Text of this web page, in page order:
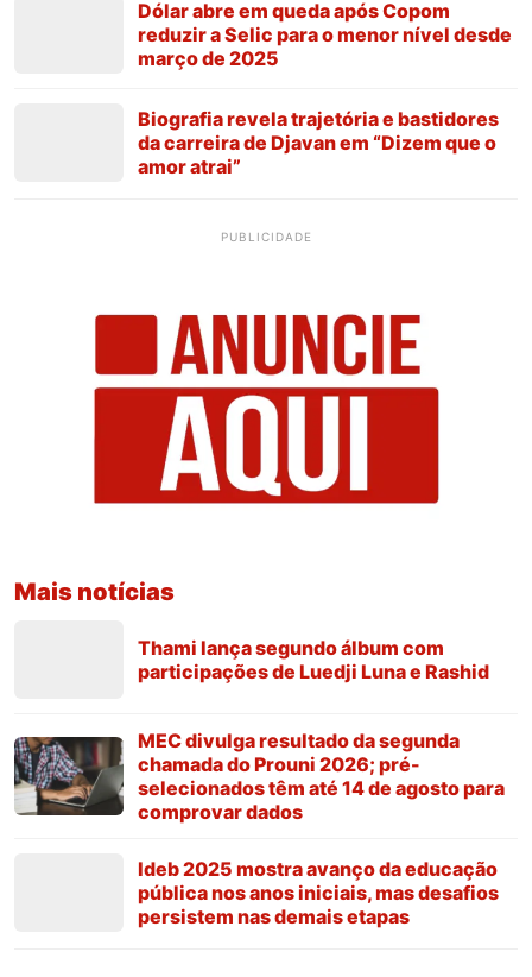
Dólar abre em queda após Copom
reduzir a Selic para o menor nível desde
março de 2025
Biografia revela trajetória e bastidores
da carreira de Djavan em “Dizem que o
amor atrai”
PUBLICIDADE
Mais notícias
Thami lança segundo álbum com
participações de Luedji Luna e Rashid
MEC divulga resultado da segunda
chamada do Prouni 2026; pré-
selecionados têm até 14 de agosto para
comprovar dados
Ideb 2025 mostra avanço da educação
pública nos anos iniciais, mas desafios
persistem nas demais etapas